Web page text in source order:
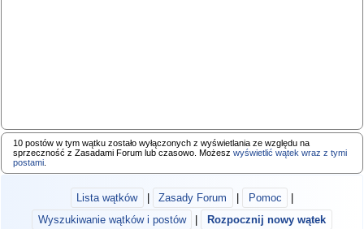
10 postów w tym wątku zostało wyłączonych z wyświetlania ze względu na
sprzeczność z Zasadami Forum lub czasowo. Możeszwyświetlić wątek wraz z tymi
postami
Lista wątków | Zasady Forum | Pomoc
|
Wyszukiwanie wątków i postów
| Rozpocznij nowy wątek